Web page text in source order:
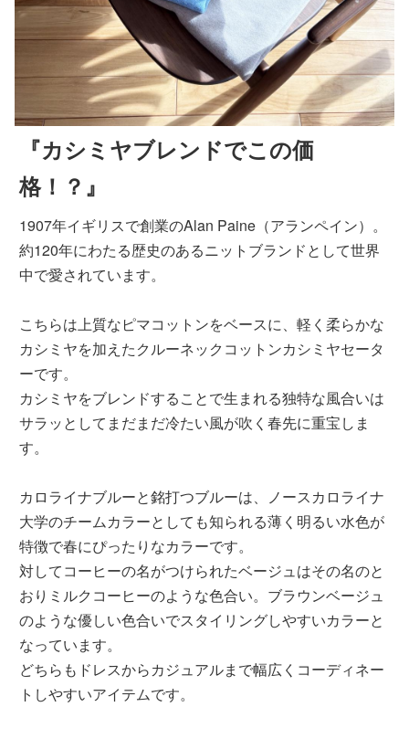
『カシミヤブレンドでこの価
格！？』
1907年イギリスで創業のAlan Paine（アランペイン）。
約120年にわたる歴史のあるニットブランドとして世界
中で愛されています。
こちらは上質なピマコットンをベースに、軽く柔らかな
カシミヤを加えたクルーネックコットンカシミヤセータ
ーです。
カシミヤをブレンドすることで生まれる独特な風合いは
サラッとしてまだまだ冷たい風が吹く春先に重宝しま
す。
カロライナブルーと銘打つブルーは、ノースカロライナ
大学のチームカラーとしても知られる薄く明るい水色が
特徴で春にぴったりなカラーです。
対してコーヒーの名がつけられたベージュはその名のと
おりミルクコーヒーのような色合い。ブラウンベージュ
のような優しい色合いでスタイリングしやすいカラーと
なっています。
どちらもドレスからカジュアルまで幅広くコーディネー
トしやすいアイテムです。